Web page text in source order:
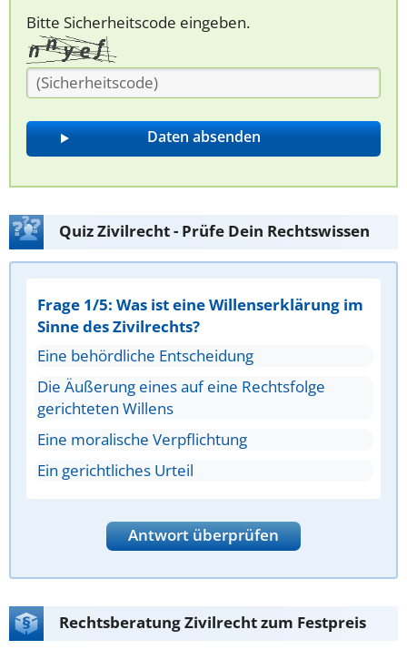
Bitte Sicherheitscode eingeben.
Quiz Zivilrecht - Prüfe Dein Rechtswissen
Frage 1/5: Was ist eine Willenserklärung im
Sinne des Zivilrechts?
Eine behördliche Entscheidung
Die Äußerung eines auf eine Rechtsfolge
gerichteten Willens
Eine moralische Verpflichtung
Ein gerichtliches Urteil
Antwort überprüfen
Rechtsberatung Zivilrecht zum Festpreis